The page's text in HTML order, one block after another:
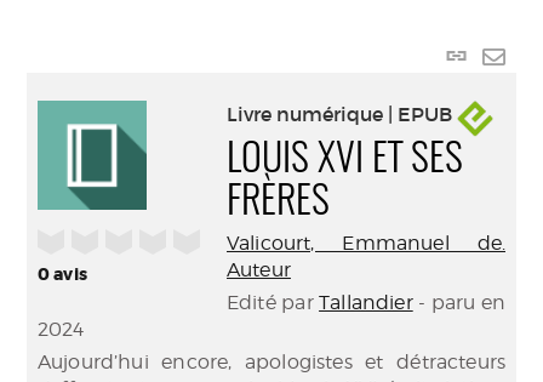
Lien
0avis
Livre numérique | EPUB
LOUIS XVI ET SES
FRÈRES
Valicourt, Emmanuel de.
Auteur
Edité parTallandier- paru en
2024
Aujourd’hui encore, apologistes et détracteurs